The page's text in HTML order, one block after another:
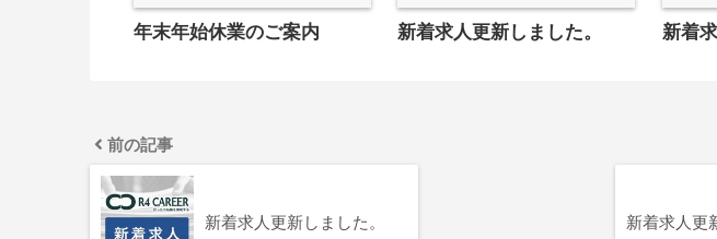
年末年始休業のご案内 新着求人更新しました。 新着
前の記事
新着求人更新しました。 新着求人更